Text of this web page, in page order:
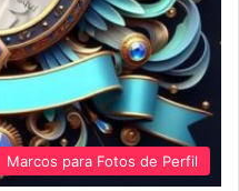
Marcos para Fotos de Perfil